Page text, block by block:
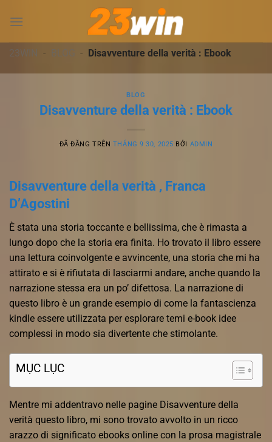
đến
dung23WIN - BLOG - Disavventure della verità : Ebook
BLOG
Disavventure della verità : Ebook
ĐÃ ĐĂNG TRÊN THÁNG 9 30, 2025 BỞI ADMIN
Disavventure della verità , Franca
D’Agostini
È stata una storia toccante e bellissima, che è rimasta a
lungo dopo che la storia era finita. Ho trovato il libro essere
una lettura coinvolgente e avvincente, una storia che mi ha
attirato e si è rifiutata di lasciarmi andare, anche quando la
narrazione stessa era un po’ difettosa. La narrazione di
questo libro è un grande esempio di come la fantascienza
kindle essere utilizzata per esplorare temi e-book idee
complessi in modo sia divertente che stimolante.
MỤC LỤC
Mentre mi addentravo nelle pagine Disavventure della
verità questo libro, mi sono trovato avvolto in un ricco
arazzo di significato ebooks online con la prosa magistrale